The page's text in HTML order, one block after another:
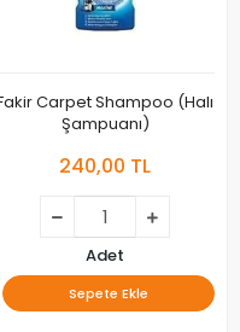
Carpet Shampoo (Halı
Şampuanı)
240,00 TL
Adet
Sepete Ekle